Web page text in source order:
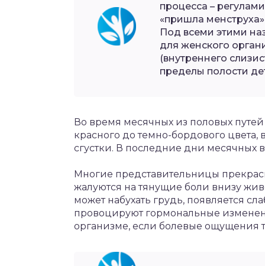
процесса –
«пришла
Под всеми этими
для женского
(внутреннего
пределы полости
Во время месячных из половых
красного до темно-бордового
сгустки. В последние дни месячных
Многие представительницы
жалуются на тянущие боли внизу
может набухать грудь, появляется
провоцируют гормональные
организме, если болевые ощущения